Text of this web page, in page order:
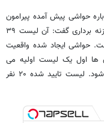
حواشی پیش آمده پیرامون
لیست نفرات اعزامی به اسپانیا توسط فدراسیون وزنه برداری گفت: آن لیست ۳۹
نبود و لیست واقعی ۲۰ نفر است. حواشی ایجاد شده واقعیت
ها اول یک لیست اولیه می
دهند و در شورای برون مرزی بررسی و تایید می شود. لیست تایید شده ۲۰ نفر